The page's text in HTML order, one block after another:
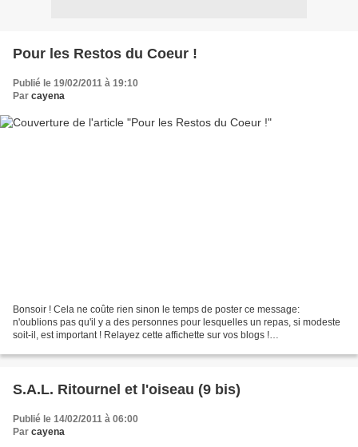
Pour les Restos du Coeur !
Publié le 19/02/2011 à 19:10
Par cayena
Bonsoir ! Cela ne coûte rien sinon le temps de poster ce message:
n'oublions pas qu'il y a des personnes pour lesquelles un repas, si modeste
soit-il, est important ! Relayez cette affichette sur vos blogs !
S.A.L. Ritournel et l'oiseau (9 bis)
Publié le 14/02/2011 à 06:00
Par cayena